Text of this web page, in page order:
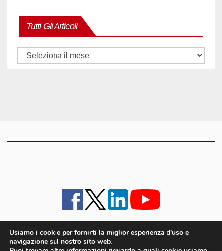
Tutti Gli Articoli
Tutti
iMagazine · contatti e staff · lavora con noi
Usiamo i cookie per fornirti la miglior esperienza d'uso e
navigazione sul nostro sito web.